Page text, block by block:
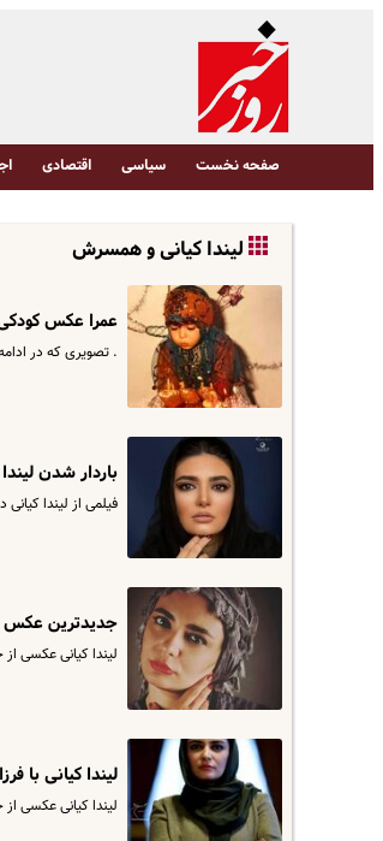
صفحه نخست سیاسی اقتصادی
لیندا کیانی و همسرش
عمرا عکس
. تصویری که در
باردار شدن
فیلمی از لیندا
جدیدترین عکس
لیندا کیانی عکسی
لیندا کیانی با
لیندا کیانی عکسی